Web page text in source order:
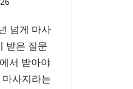
넘게 마사
받은 질문
서 받아야
마사지라는